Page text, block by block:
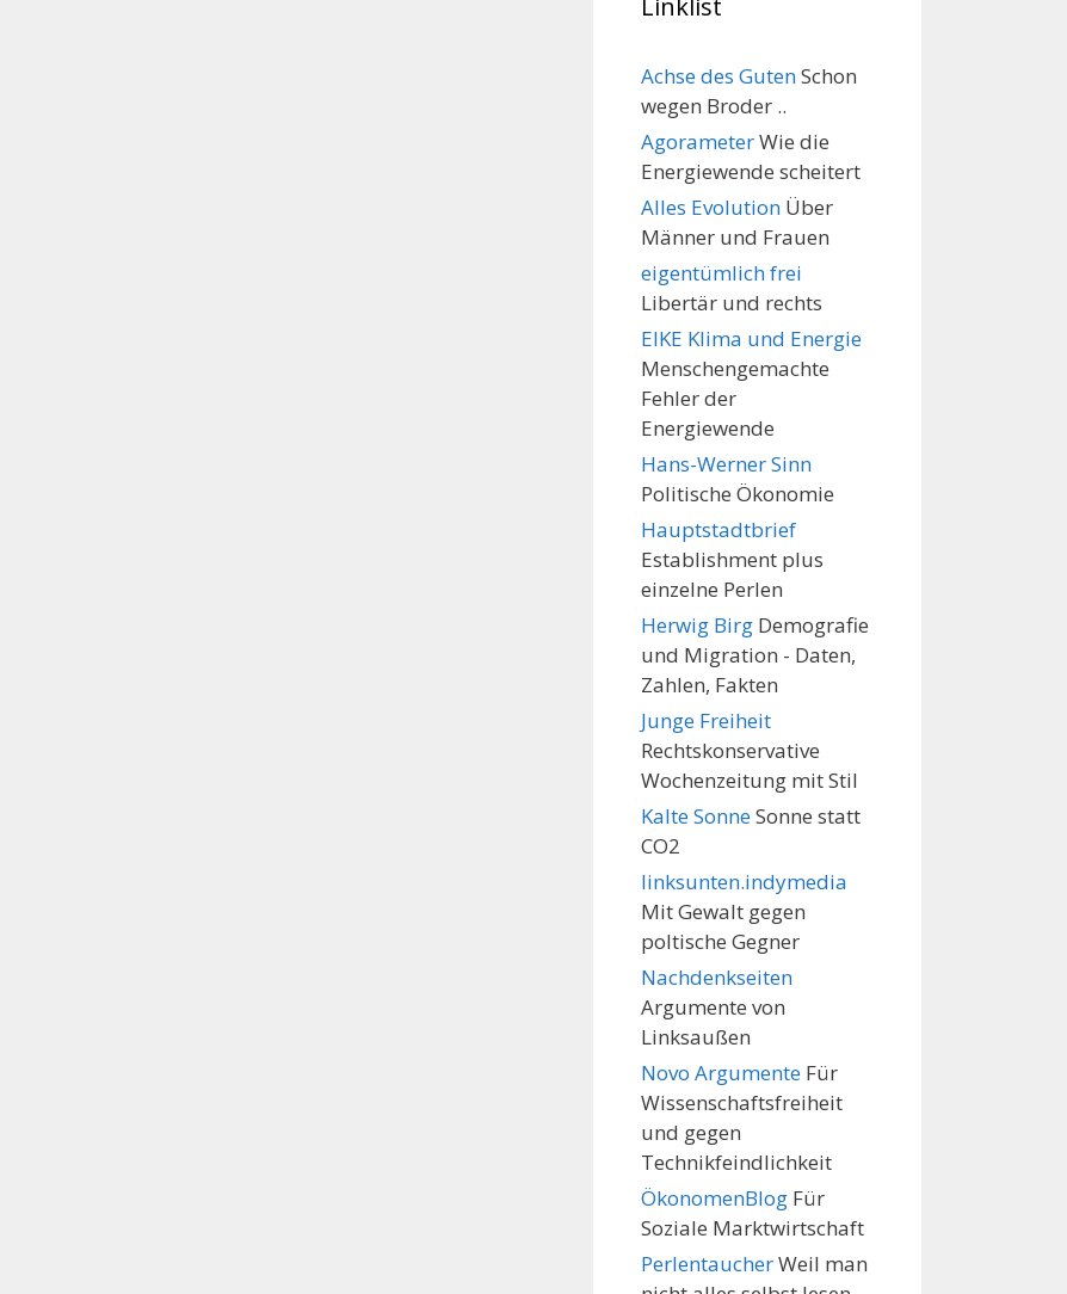
Linklist
Achse des GutenSchon
wegen Broder ..
AgorameterWie die
Energiewende scheitert
Alles Evolution Über
Männer und Frauen
eigentümlich frei
Libertär und rechts
EIKE Klima und Energie
Menschengemachte
Fehler der
Energiewende
Hans-Werner Sinn
Politische Ökonomie
Hauptstadtbrief
Establishment plus
einzelne Perlen
Herwig Birg Demografie
und Migration - Daten,
Zahlen, Fakten
Junge Freiheit
Rechtskonservative
Wochenzeitung mit Stil
Kalte SonneSonne statt
CO2
linksunten.indymedia
Mit Gewalt gegen
poltische Gegner
Nachdenkseiten
Argumente von
Linksaußen
Novo Argumente Für
Wissenschaftsfreiheit
und gegen
Technikfeindlichkeit
ÖkonomenBlog Für
Soziale Marktwirtschaft
PerlentaucherWeil man